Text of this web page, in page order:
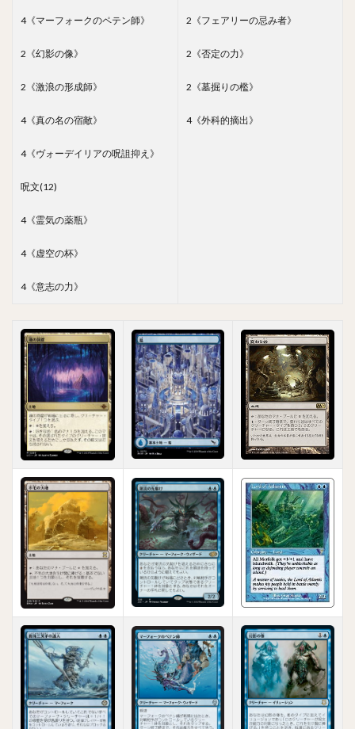
4《マーフォークのペテン師》
2《幻影の像》
2《激浪の形成師》
4《真の名の宿敵》
4《ヴォーデイリアの呪詛抑え》
呪文(12)
4《霊気の薬瓶》
4《虚空の杯》
4《意志の力》
2《フェアリーの忌み者》
2《否定の力》
2《墓掘りの檻》
4《外科的摘出》